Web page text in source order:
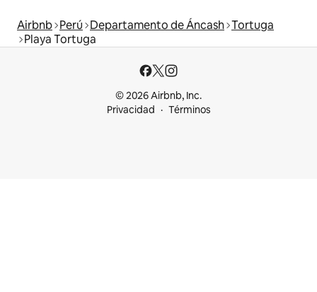
Airbnb Perú Departamento de Áncash Tortuga
Playa Tortuga
© 2026 Airbnb, Inc.
Privacidad
Términos